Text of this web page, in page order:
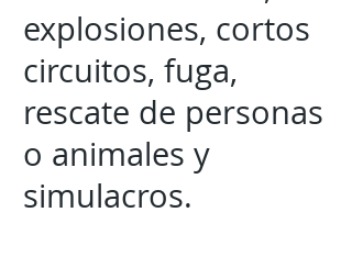
explosiones, cortos
circuitos, fuga,
rescate de personas
o animales y
simulacros.